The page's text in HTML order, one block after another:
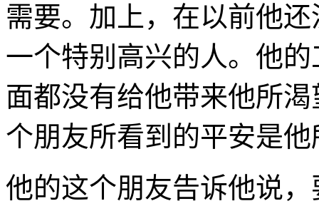
需要。加上，在以前他
一个特别高兴的人。他
面都没有给他带来他所
个朋友所看到的平安是
他的这个朋友告诉他说